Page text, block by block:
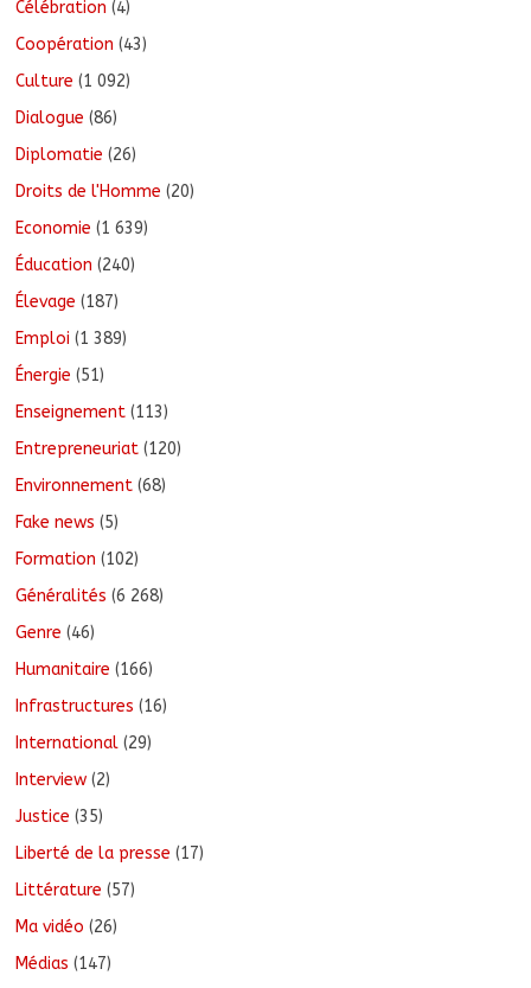
Célébration (4)
Coopération (43)
Culture (1 092)
Dialogue (86)
Diplomatie (26)
Droits de l'Homme (20)
Economie (1 639)
Éducation (240)
Élevage (187)
Emploi (1 389)
Énergie (51)
Enseignement (113)
Entrepreneuriat (120)
Environnement (68)
Fake news (5)
Formation (102)
Généralités (6 268)
Genre (46)
Humanitaire (166)
Infrastructures (16)
International (29)
Interview (2)
Justice (35)
Liberté de la presse (17)
Littérature (57)
Ma vidéo (26)
Médias (147)